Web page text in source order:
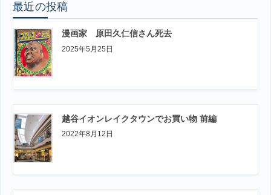
最近の投稿
漫画家 原田久仁信さん死去
2025年5月25日
越谷イオンレイクタウンでお買い物 前編
2022年8月12日